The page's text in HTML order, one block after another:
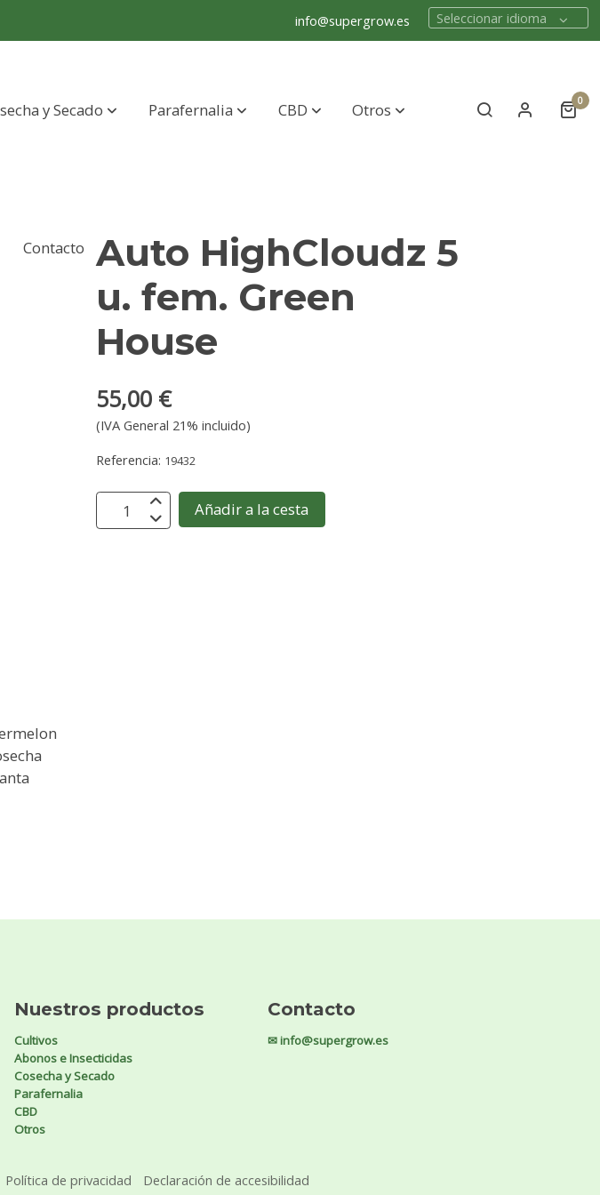
info@supergrow.es Seleccionar idioma
y Secado Parafernalia CBD Otros
Contacto
0
Auto HighCloudz 5
u. fem. Green
House
55,00 €
(IVA General 21% incluido)
Referencia: 19432
Añadir a la cesta
Nuestros productos
Cultivos
Abonos e Insecticidas
Cosecha y Secado
Parafernalia
CBD
Otros
Contacto
✉ info@supergrow.es
Política de privacidad Declaración de accesibilidad